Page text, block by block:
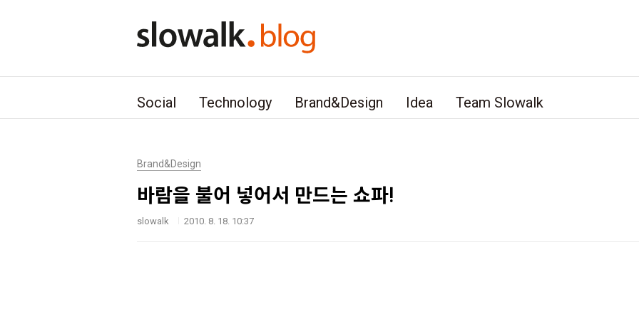
Social Technology Brand&Design Idea Team Slowalk
Brand&Design
바람을 불어 넣어서 만드는 쇼파!
slowalk 2010. 8. 18. 10:37